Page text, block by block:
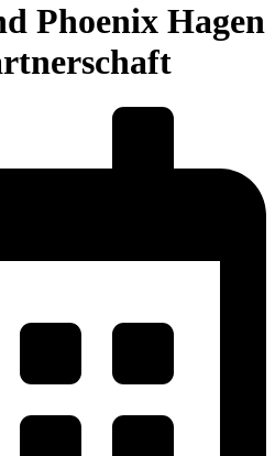
Phoenix Hagen